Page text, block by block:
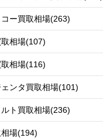
ー買取相場(263)
相場(107)
相場(116)
ンタ買取相場(101)
ト買取相場(236)
場(194)